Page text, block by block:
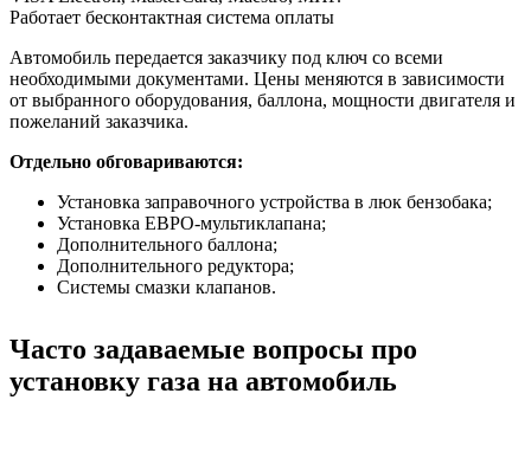
Работает бесконтактная система оплаты
Автомобиль передается заказчику под ключ со всеми
необходимыми документами. Цены меняются в зависимости
от выбранного оборудования, баллона, мощности двигателя и
пожеланий заказчика.
Отдельно обговариваются:
Установка заправочного устройства в люк бензобака;
Установка ЕВРО-мультиклапана;
Дополнительного баллона;
Дополнительного редуктора;
Системы смазки клапанов.
Часто задаваемые вопросы про
установку газа на автомобиль